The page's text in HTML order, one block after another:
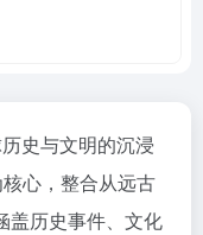
史与文明的沉浸
心，整合从远古
盖历史事件、文化